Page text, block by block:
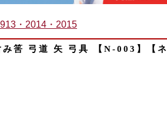
・2014・2015
筈 弓道 矢 弓具 【N-003】【ネ